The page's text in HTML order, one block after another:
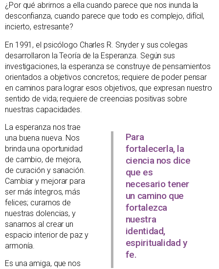
¿Por qué abrirnos a ella cuando parece que nos inunda la
desconfianza, cuando parece que todo es complejo, difícil,
incierto, estresante?
En 1991, el psicólogo Charles R. Snyder y sus colegas
desarrollaron la Teoría de la Esperanza. Según sus
investigaciones, la esperanza se construye de pensamientos
orientados a objetivos concretos; requiere de poder pensar
en caminos para lograr esos objetivos, que expresan nuestro
sentido de vida; requiere de creencias positivas sobre
nuestras capacidades.
Para
fortalecerla, la
ciencia nos dice
que es
necesario tener
un camino que
fortalezca
nuestra
identidad,
espiritualidad y
fe.
La esperanza nos trae
una buena nueva. Nos
brinda una oportunidad
de cambio, de mejora,
de curación y sanación.
Cambiar y mejorar para
ser más íntegros, más
felices; curarnos de
nuestras dolencias, y
sanarnos al crear un
espacio interior de paz y
armonía.
Es una amiga, que nos